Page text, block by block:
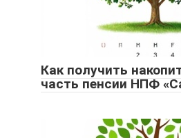
Как получить
часть пенсии НПФ